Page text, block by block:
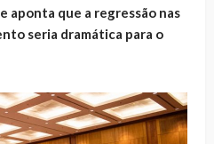
aponta que a regressão nas
seria dramática para o